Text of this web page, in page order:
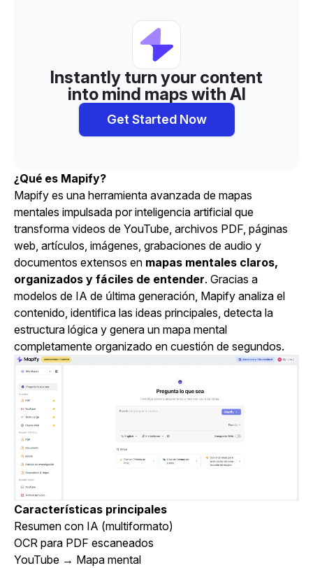
Instantly turn your content
into mind maps with AI
Get Started Now
¿Qué es Mapify?
Mapify es una herramienta avanzada de mapas
mentales impulsada por inteligencia artificial que
transforma videos de YouTube, archivos PDF, páginas
web, artículos, imágenes, grabaciones de audio y
documentos extensos en mapas mentales claros,
organizados y fáciles de entender. Gracias a
modelos de IA de última generación, Mapify analiza el
contenido, identifica las ideas principales, detecta la
estructura lógica y genera un mapa mental
completamente organizado en cuestión de segundos.
Características principales
Resumen con IA (multiformato)
OCR para PDF escaneados
YouTube → Mapa mental